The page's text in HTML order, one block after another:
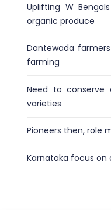
Uplifting W
organic produce
Dantewada
farming
Need to conserve
varieties
Pioneers then, role
Karnataka focus on